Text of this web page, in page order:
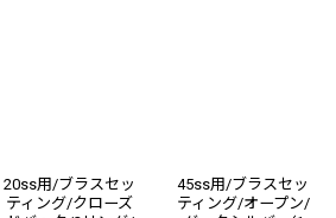
20ss用/ブラスセッ
ティング/クローズ
45ss用/ブラスセッ
ティング/オープン/